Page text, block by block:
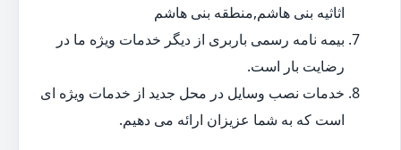
اثاثیه بنی هاشم,منطقه بنی هاشم
بیمه نامه رسمی باربری از دیگر خدمات ویژه ما در
رضایت بار است.
خدمات نصب وسایل در محل جدید از خدمات ویژه ای
است که به شما عزیزان ارائه می دهیم.